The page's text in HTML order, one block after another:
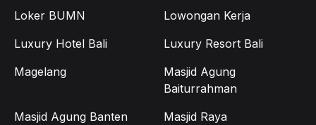
Loker BUMN
Lowongan Kerja
Luxury Hotel Bali
Luxury Resort Bali
Magelang
Masjid Agung
Baiturrahman
Masjid Agung Banten
Masjid Raya